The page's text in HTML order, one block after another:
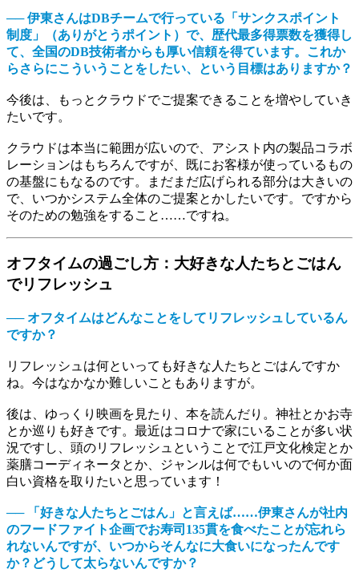
── 伊東さんはDBチームで行っている「サンクスポイント
制度」（ありがとうポイント）で、歴代最多得票数を獲得し
て、全国のDB技術者からも厚い信頼を得ています。これか
らさらにこういうことをしたい、という目標はありますか？
今後は、もっとクラウドでご提案できることを増やしていき
たいです。
クラウドは本当に範囲が広いので、アシスト内の製品コラボ
レーションはもちろんですが、既にお客様が使っているもの
の基盤にもなるのです。まだまだ広げられる部分は大きいの
で、いつかシステム全体のご提案とかしたいです。ですから
そのための勉強をすること……ですね。
オフタイムの過ごし方：大好きな人たちとごはん
でリフレッシュ
── オフタイムはどんなことをしてリフレッシュしているん
ですか？
リフレッシュは何といっても好きな人たちとごはんですか
ね。今はなかなか難しいこともありますが。
後は、ゆっくり映画を見たり、本を読んだり。神社とかお寺
とか巡りも好きです。最近はコロナで家にいることが多い状
況ですし、頭のリフレッシュということで江戸文化検定とか
薬膳コーディネータとか、ジャンルは何でもいいので何か面
白い資格を取りたいと思っています！
── 「好きな人たちとごはん」と言えば……伊東さんが社内
のフードファイト企画でお寿司135貫を食べたことが忘れら
れないんですが、いつからそんなに大食いになったんです
か？どうして太らないんですか？